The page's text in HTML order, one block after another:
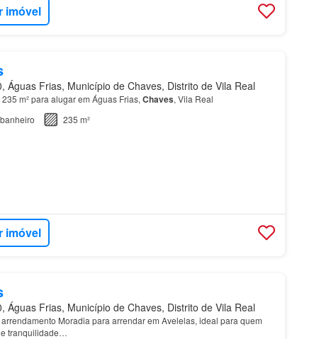
imóvel
Águas Frias, Município de Chaves, Distrito de Vila Real
m² para alugar em Águas Frias, Chaves, Vila Real
banheiro 235 m²
imóvel
Águas Frias, Município de Chaves, Distrito de Vila Real
Moradia para arrendar em Avelelas, ideal para quem
tranquilidade…